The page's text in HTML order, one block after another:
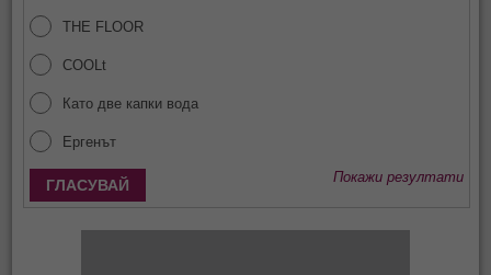
THE FLOOR
COOLt
Като две капки вода
Ергенът
Покажи резултати